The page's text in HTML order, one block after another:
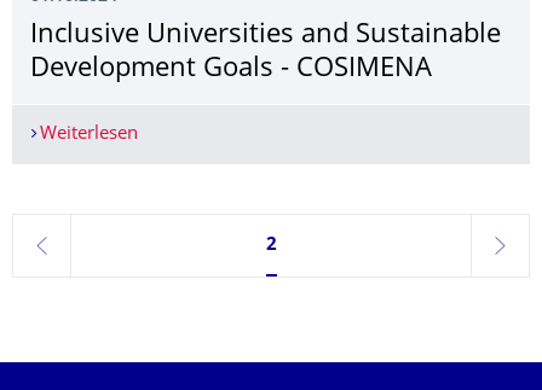
Inclusive Universities and Sustainable
Development Goals - COSIMENA
Weiterlesen
zurück
Seite 2, aktuell ausgewählt
2
weiter